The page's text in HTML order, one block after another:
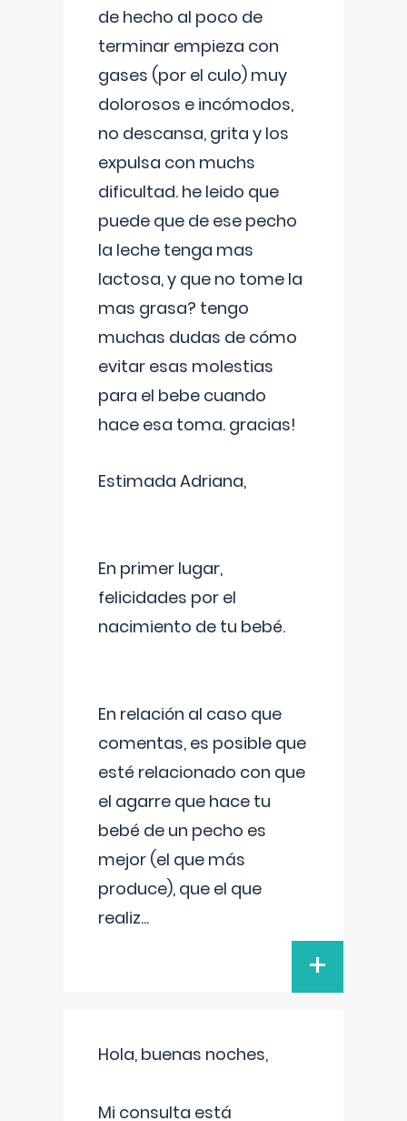
de hecho al poco de
terminar empieza con
gases (por el culo) muy
dolorosos e incómodos,
no descansa, grita y los
expulsa con muchs
dificultad. he leido que
puede que de ese pecho
la leche tenga mas
lactosa, y que no tome la
mas grasa? tengo
muchas dudas de cómo
evitar esas molestias
para el bebe cuando
hace esa toma. gracias!
Estimada Adriana,
En primer lugar,
felicidades por el
nacimiento de tu bebé.
En relación al caso que
comentas, es posible que
esté relacionado con que
el agarre que hace tu
bebé de un pecho es
mejor (el que más
produce), que el que
realiz...
+
Hola, buenas noches,
Mi consulta está